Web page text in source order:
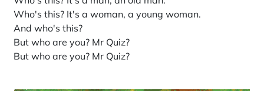
Who's this? It's a woman, a young woman.
And who's this?
But who are you? Mr Quiz?
But who are you? Mr Quiz?